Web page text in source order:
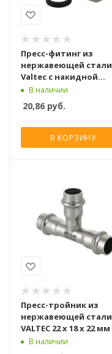
Пресс-фитинг из
нержавеющей стали
Valtec с накидной
гайкой 22 мм x 1/2
В наличии
20,86 руб.
В КОРЗИНУ
Пресс-тройник из
нержавеющей стали
VALTEC 22 х 18 х 22 мм
В наличии